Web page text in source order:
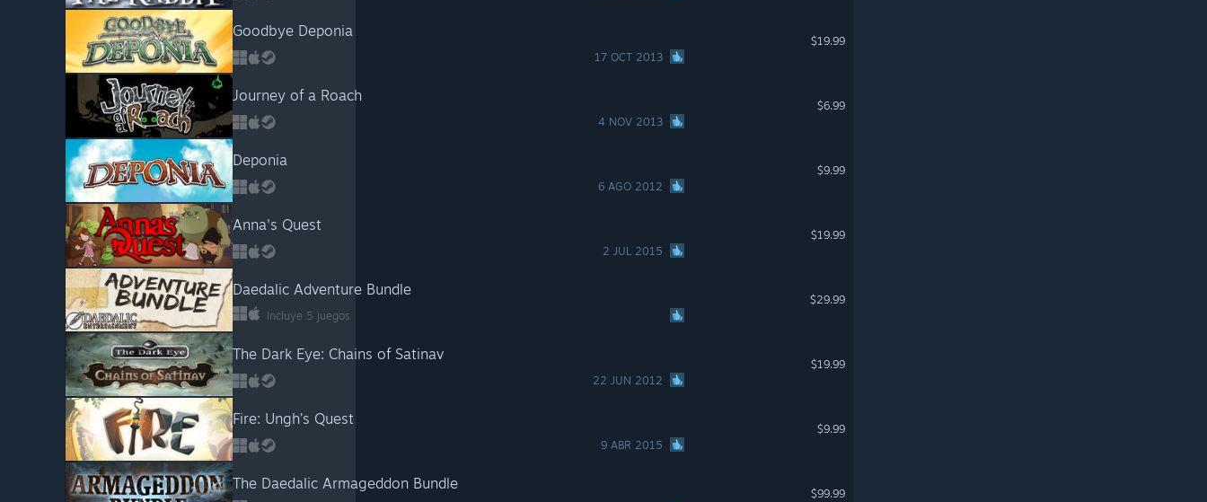
Goodbye Deponia
17 OCT 2013
$19.99
Journey of a Roach
4 NOV 2013
$6.99
Deponia
6 AGO 2012
$9.99
Anna's Quest
2 JUL 2015
$19.99
Daedalic Adventure Bundle
Incluye 5 juegos
$29.99
The Dark Eye: Chains of Satinav
22 JUN 2012
$19.99
Fire: Ungh’s Quest
9 ABR 2015
$9.99
The Daedalic Armageddon Bundle
$99.99